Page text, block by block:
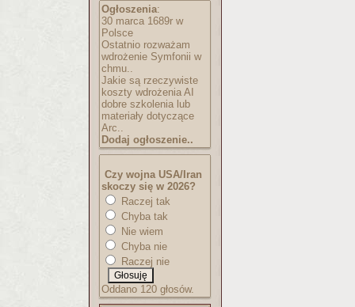
Ogłoszenia:
30 marca 1689r w
Polsce
Ostatnio rozważam
wdrożenie Symfonii w
chmu..
Jakie są rzeczywiste
koszty wdrożenia AI
dobre szkolenia lub
materiały dotyczące
Arc..
Dodaj ogłoszenie..
Czy wojna USA/Iran
skoczy się w 2026?
Raczej tak
Chyba tak
Nie wiem
Chyba nie
Raczej nie
Oddano 120 głosów.